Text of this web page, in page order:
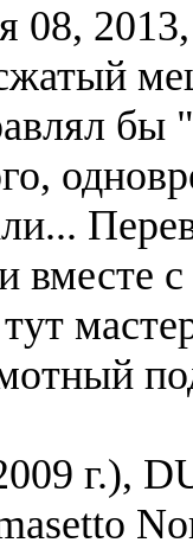
08,
бы
вместе с
г.),